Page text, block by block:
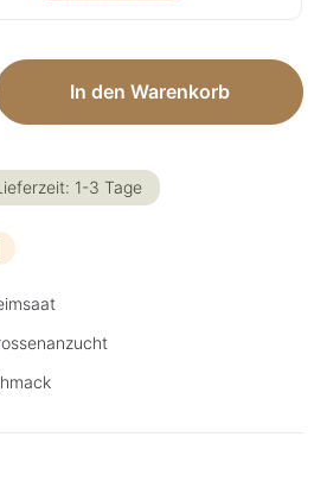
Gib den gewünschten
In den Warenkorb
1-3 Tage